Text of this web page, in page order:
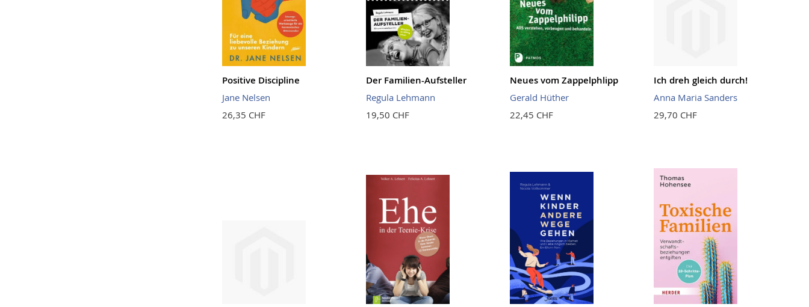
Positive Discipline
Jane Nelsen
26,35 CHF
Der Familien-Aufsteller
Regula Lehmann
19,50 CHF
Neues vom Zappelphlipp
Gerald Hüther
22,45 CHF
Ich dreh gleich durch!
Anna Maria Sanders
29,70 CHF